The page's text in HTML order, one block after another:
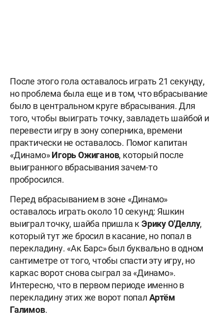
После этого гола оставалось играть 21 секунду,
но проблема была еще и в том, что вбрасывание
было в центральном круге вбрасывания. Для
того, чтобы выиграть точку, завладеть шайбой и
перевести игру в зону соперника, времени
практически не оставалось. Помог капитан
«Динамо»Игорь Ожиганов, который после
выигранного вбрасывания зачем-то
пробросился.
Перед вбрасыванием в зоне «Динамо»
оставалось играть около 10 секунд: Яшкин
выиграл точку, шайба пришла кЭрикуО'Деллу,
который тут же бросил в касание, но попал в
перекладину. «Ак Барс» был буквально в одном
сантиметре от того, чтобы спасти эту игру, но
каркас ворот снова сыграл за «Динамо».
Интересно, что в первом периоде именно в
перекладину этих же ворот попал Артём
Галимов.